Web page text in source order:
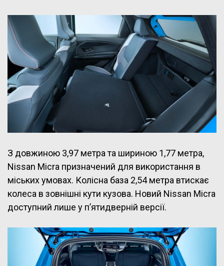
З довжиною 3,97 метра та шириною 1,77 метра,
Nissan Micra призначений для використання в
міських умовах. Колісна база 2,54 метра втискає
колеса в зовнішні кути кузова. Новий Nissan Micra
доступний лише у п’ятидверній версії.